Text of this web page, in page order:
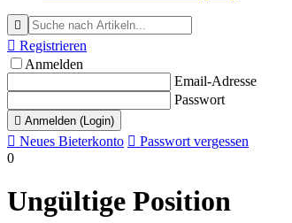

 Registrieren
Anmelden
Email-Adresse
Passwort
 Anmelden (Login)
 Neues Bieterkonto  Passwort vergessen
0
Ungültige Position